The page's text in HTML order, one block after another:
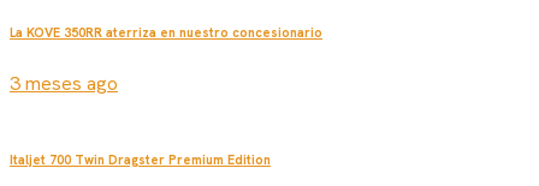
La KOVE 350RR aterriza en nuestro concesionario
3 meses ago
Italjet 700 Twin Dragster Premium Edition